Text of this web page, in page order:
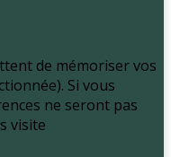
de mémoriser vos
Si vous
ne seront pas
visite